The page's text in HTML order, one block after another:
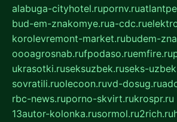
alabuga-cityhotel.rupornv.ru
bud-em-znakomye.rua-cdc.ru
korolevremont-market.rubudem-
oooagrosnab.rufpodaso.ruemfire.ru
ukrasotki.ruseksuzbek.ruseks-
sovratili.ruolecoon.ruvd-dosug.ru
rbc-news.ruporno-skvirt.rukrospr.ru
13autor-kolonka.rusormol.ru2rich.ru